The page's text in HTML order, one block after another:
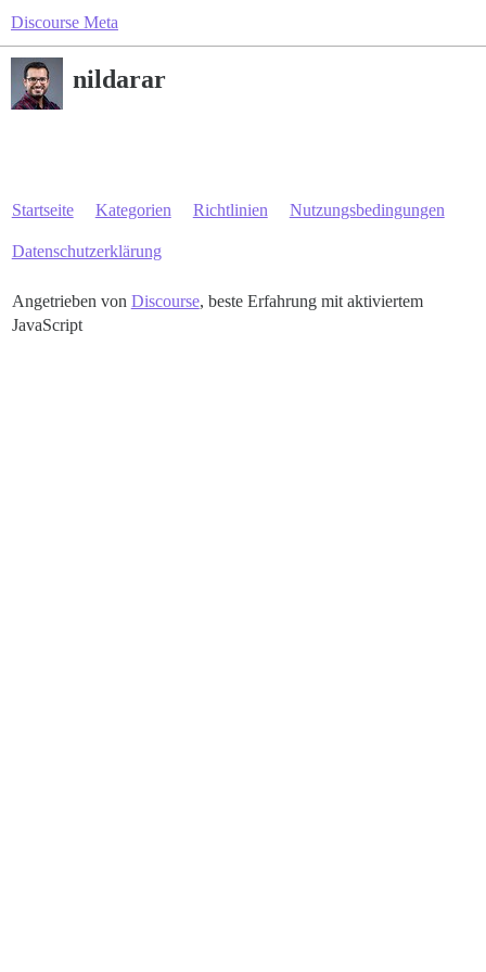
Discourse Meta
nildarar
Startseite Kategorien Richtlinien Nutzungsbedingungen
Datenschutzerklärung
Angetrieben von Discourse, beste Erfahrung mit aktiviertem
JavaScript